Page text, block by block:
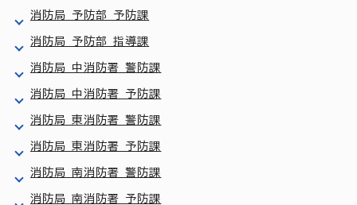
消防局 予防部 予防課
消防局 予防部 指導課
消防局 中消防署 警防課
消防局 中消防署 予防課
消防局 東消防署 警防課
消防局 東消防署 予防課
消防局 南消防署 警防課
消防局 南消防署 予防課